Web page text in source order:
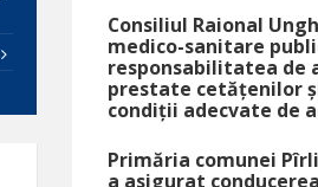
Consiliul Raional
medico-sanitare
responsabilitatea de
prestate cetățenilor
condiții adecvate de
Primăria comunei
a asigurat